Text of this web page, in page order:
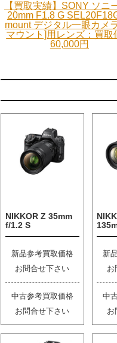
【買取実績】SONY ソニ
20mm F1.8 G
mount デジタル一眼カメ
マウント]用レンズ：買取
60,000円
NIKKOR Z 35mm
f/1.2 S
新品参考買取価格
お問合せ下さい
中古参考買取価格
お問合せ下さい
新
お
中
お